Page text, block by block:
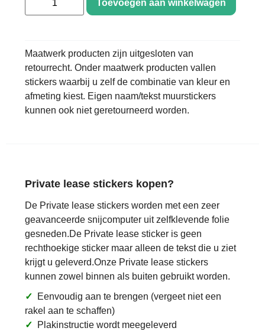
Toevoegen aan winkelwagen
Maatwerk producten zijn uitgesloten van
retourrecht. Onder maatwerk producten vallen
stickers waarbij u zelf de combinatie van kleur en
afmeting kiest. Eigen naam/tekst muurstickers
kunnen ook niet geretourneerd worden.
Private lease stickers kopen?
De Private lease stickers worden met een zeer
geavanceerde snijcomputer uit zelfklevende folie
gesneden.De Private lease sticker is geen
rechthoekige sticker maar alleen de tekst die u ziet
krijgt u geleverd.Onze Private lease stickers
kunnen zowel binnen als buiten gebruikt worden.
✓ Eenvoudig aan te brengen (vergeet niet een
rakel aan te schaffen)
✓ Plakinstructie wordt meegeleverd